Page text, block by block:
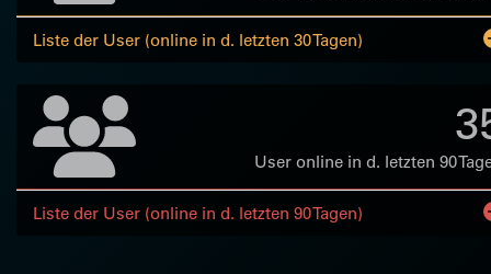
Liste der User (online in d. letzten 30 Tagen)
User online in d. letzten 90
Liste der User (online in d. letzten 90 Tagen)